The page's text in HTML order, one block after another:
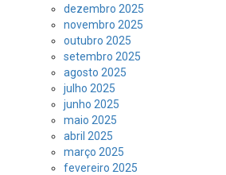
dezembro 2025
novembro 2025
outubro 2025
setembro 2025
agosto 2025
julho 2025
junho 2025
maio 2025
abril 2025
março 2025
fevereiro 2025